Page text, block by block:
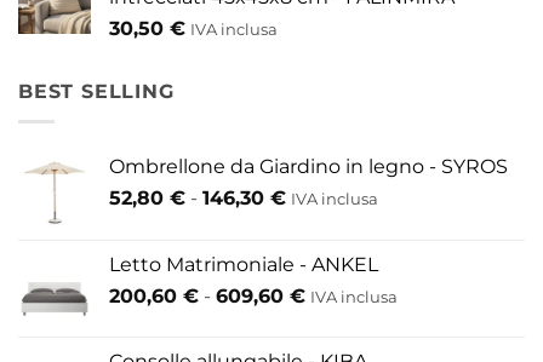
30,50 € IVA inclusa
BEST SELLING
Ombrellone da Giardino in legno - SYROS
52,80 € - 146,30 €Fascia
da
52,80 €
146,30 €
IVA inclusa
Letto Matrimoniale - ANKEL
200,60 € - 609,60 €Fascia
IVA inclusa